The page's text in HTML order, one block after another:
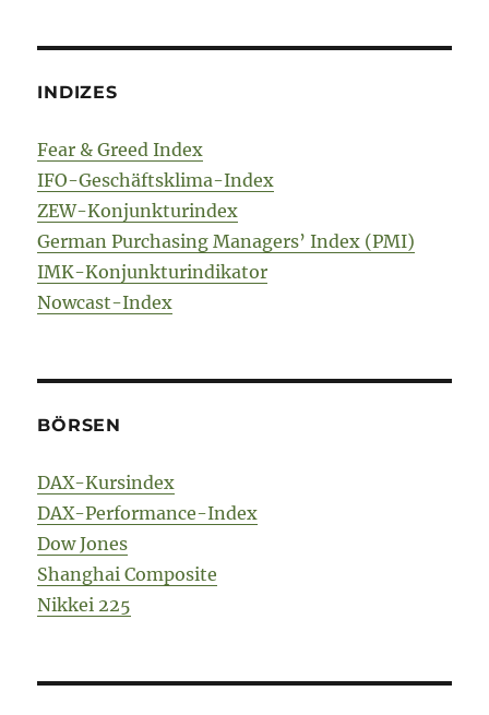
INDIZES
Fear & Greed Index
IFO-Geschäftsklima-Index
ZEW-Konjunkturindex
German Purchasing Managers’ Index (PMI)
IMK-Konjunkturindikator
Nowcast-Index
BÖRSEN
DAX-Kursindex
DAX-Performance-Index
Dow Jones
Shanghai Composite
Nikkei 225